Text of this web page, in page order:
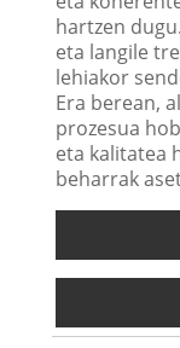
hartzen
eta langile
lehiakor
Era berean,
prozesua
eta kalitatea
beharrak